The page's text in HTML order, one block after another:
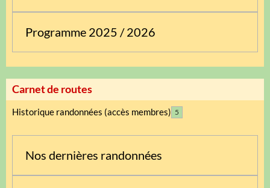
Programme 2025 / 2026
Carnet de routes
Historique randonnées (accès membres) 5
Nos dernières randonnées